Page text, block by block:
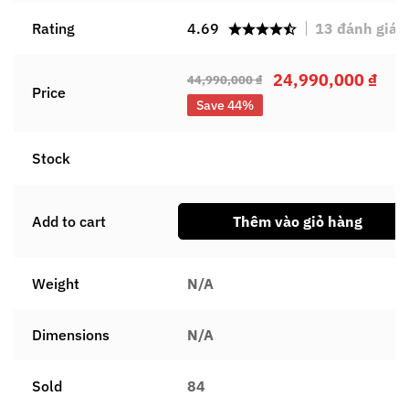
Rating 4.69 13 đánh giá
Price
44,990,000₫ 24,990,000₫
Save 44%
Stock
Add to cart Thêm vào giỏ hàng
Weight N/A
Dimensions N/A
Sold 84